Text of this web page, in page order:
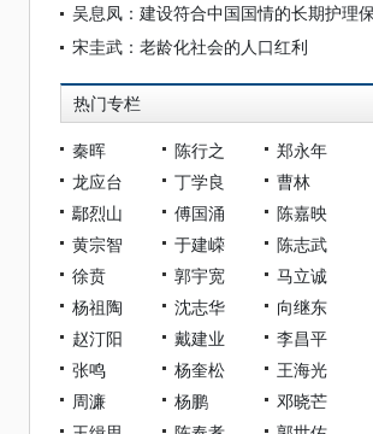
宋圭武：老龄化社会的人口红利
热门专栏
秦晖 陈行之
郑永年
龙应台
丁学良
曹林
鄢烈山
傅国涌
陈嘉映
黄宗智
于建嵘
陈志武
徐贲
郭宇宽
马立诚
杨祖陶
沈志华
向继东
赵汀阳
戴建业
李昌平
张鸣
杨奎松
王海光
周濂
杨鹏
邓晓芒